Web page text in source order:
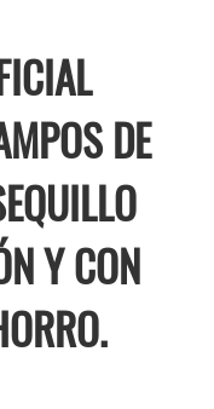
DE
Y CON